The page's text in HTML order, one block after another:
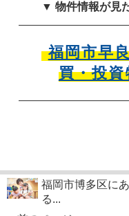
▼ 物件情報が見
福岡市早
買・投
福岡市博多区にあ
る...